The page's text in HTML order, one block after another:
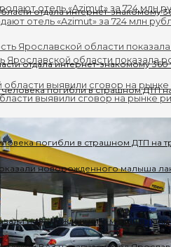
отель «Azimut» за 724 млн
области показала
выявили сговор на рынке
отдала интернет-знакомому 360
погибли в страшном ДТП на
новорожденного малыша лани